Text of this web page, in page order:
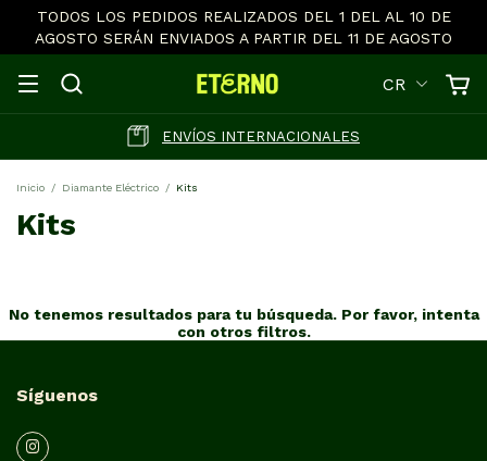
TODOS LOS PEDIDOS REALIZADOS DEL 1 DEL AL 10 DE
AGOSTO SERÁN ENVIADOS A PARTIR DEL 11 DE AGOSTO
CR
ENVÍOS INTERNACIONALES
Inicio / Diamante Eléctrico / Kits
Kits
No tenemos resultados para tu búsqueda. Por favor, intenta
con otros filtros.
Síguenos